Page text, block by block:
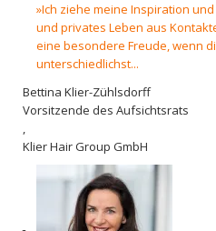
»Ich ziehe meine Inspiration
und privates Leben aus
eine besondere Freude, wenn
unterschiedlichst...
Bettina Klier-Zühlsdorff
Vorsitzende des Aufsichtsrats
,
Klier Hair Group GmbH